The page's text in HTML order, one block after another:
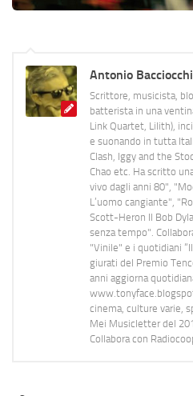
Antonio Bacciocchi
Scrittore, musicista,
batterista in una
Link Quartet, Lilith),
e suonando in tutta
Clash, Iggy and the
Chao etc. Ha scritto
vivo dagli anni 80",
L’uomo cangiante",
Scott-Heron Il Bob
senza tempo".
"Vinile" e i quotidiani
giurati del Premio
anni aggiorna
cinema, culture varie,
Mei Musicletter del
Collabora con